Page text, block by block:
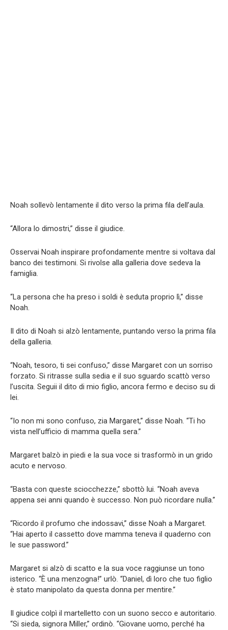
Noah sollevò lentamente il dito verso la prima fila dell’aula.
“Allora lo dimostri,” disse il giudice.
Osservai Noah inspirare profondamente mentre si voltava dal
banco dei testimoni. Si rivolse alla galleria dove sedeva la
famiglia.
“La persona che ha preso i soldi è seduta proprio lì,” disse
Noah.
Il dito di Noah si alzò lentamente, puntando verso la prima fila
della galleria.
“Noah, tesoro, ti sei confuso,” disse Margaret con un sorriso
forzato. Si ritrasse sulla sedia e il suo sguardo scattò verso
l’uscita. Seguii il dito di mio figlio, ancora fermo e deciso su di
lei.
“Io non mi sono confuso, zia Margaret,” disse Noah. “Ti ho
vista nell’ufficio di mamma quella sera.”
Margaret balzò in piedi e la sua voce si trasformò in un grido
acuto e nervoso.
“Basta con queste sciocchezze,” sbottò lui. “Noah aveva
appena sei anni quando è successo. Non può ricordare nulla.”
“Ricordo il profumo che indossavi,” disse Noah a Margaret.
“Hai aperto il cassetto dove mamma teneva il quaderno con
le sue password.”
Margaret si alzò di scatto e la sua voce raggiunse un tono
isterico. “È una menzogna!” urlò. “Daniel, dì loro che tuo figlio
è stato manipolato da questa donna per mentire.”
Il giudice colpì il martelletto con un suono secco e autoritario.
“Si sieda, signora Miller,” ordinò. “Giovane uomo, perché ha